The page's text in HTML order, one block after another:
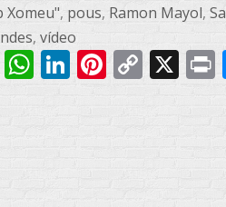
Xomeu", pous, Ramon Mayol,
, vídeo
EmailWhatsApp
LinkedIn
Copy
X